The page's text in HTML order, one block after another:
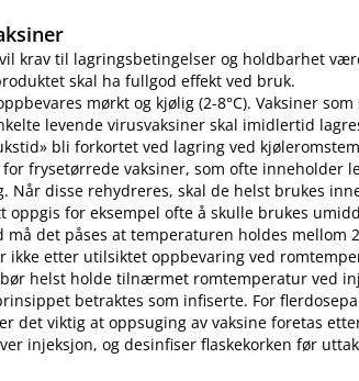
krav til lagringsbetingelser og holdbarhet
skal ha fullgod effekt ved bruk.
mørkt og kjølig (2-8°C). Vaksiner
levende virusvaksiner skal imidlertid
bli forkortet ved lagring ved
frysetørrede vaksiner, som ofte inneholder
Når disse rehydreres, skal de helst brukes
oppgis for eksempel ofte å skulle brukes
det påses at temperaturen holdes mellom
ikke etter utilsiktet oppbevaring ved
helst holde tilnærmet romtemperatur ved
betraktes som infiserte. For
det viktig at oppsuging av vaksine foretas
injeksjon, og desinfiser flaskekorken før